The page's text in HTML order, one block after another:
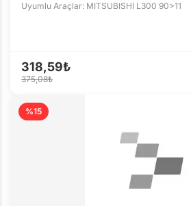
Uyumlu Araçlar: MITSUBISHI L300 90>11
318,59₺
375,08₺
%15